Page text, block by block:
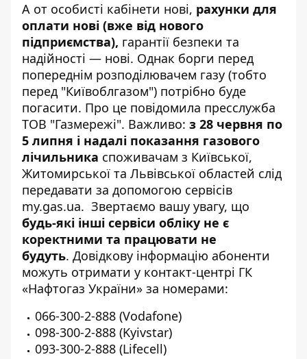
А от особисті кабінети нові, рахунки для
оплати нові (вже від нового
підприємства), гарантії безпеки та
надійності — нові. Однак борги перед
попереднім розподілювачем газу (тобто
перед "Київоблгазом") потрібно буде
погасити. Про це повідомила пресслужба
ТОВ "Газмережі". Важливо: з 28 червня по
5 липня і надалі показання газового
лічильника споживачам з Київської,
Житомирської та Львівської областей слід
передавати за допомогою сервісів
my.gas.ua. Звертаємо вашу увагу, що
будь-які інші сервіси обліку не є
коректними та працювати не
будуть. Довідкову інформацію абоненти
можуть отримати у контакт-центрі ГК
«Нафтогаз України» за номерами:
066-300-2-888 (Vodafone)
098-300-2-888 (Kyivstar)
093-300-2-888 (Lifecell)